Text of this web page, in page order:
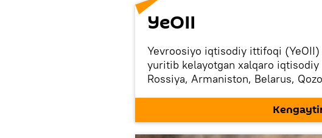
YeOII
Yevroosiyo iqtisodiy ittifoqi
yuritib kelayotgan xalqaro
Rossiya, Armaniston, Belarus,
Moldova, Kuba, Eron ham